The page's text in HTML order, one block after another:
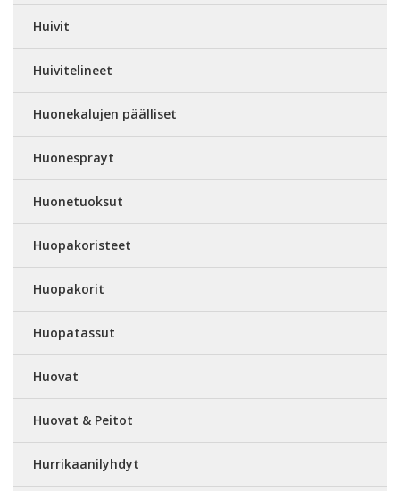
Huivit
Huivitelineet
Huonekalujen päälliset
Huonesprayt
Huonetuoksut
Huopakoristeet
Huopakorit
Huopatassut
Huovat
Huovat & Peitot
Hurrikaanilyhdyt